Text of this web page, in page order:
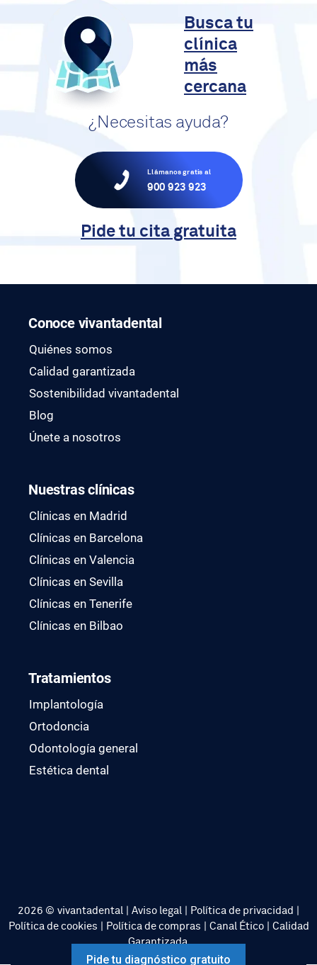
Busca tu
clínica
más
cercana
¿Necesitas ayuda?
Llámanos gratis al
900 923 923
Pide tu cita gratuita
Conoce vivantadental
Quiénes somos
Calidad garantizada
Sostenibilidad vivantadental
Blog
Únete a nosotros
Nuestras clínicas
Clínicas en Madrid
Clínicas en Barcelona
Clínicas en Valencia
Clínicas en Sevilla
Clínicas en Tenerife
Clínicas en Bilbao
Tratamientos
Implantología
Ortodoncia
Odontología general
Estética dental
2026 © vivantadental Aviso legal Política de privacidad
Política de cookies
Política de compras Canal Ético
Calidad
Garantizada
Pide tu diagnóstico gratuito